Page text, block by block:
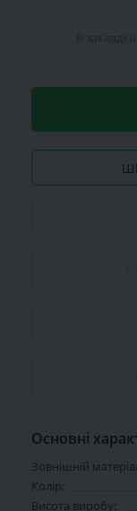
Основні
Зовнішній
Колір:
Висота виробу: